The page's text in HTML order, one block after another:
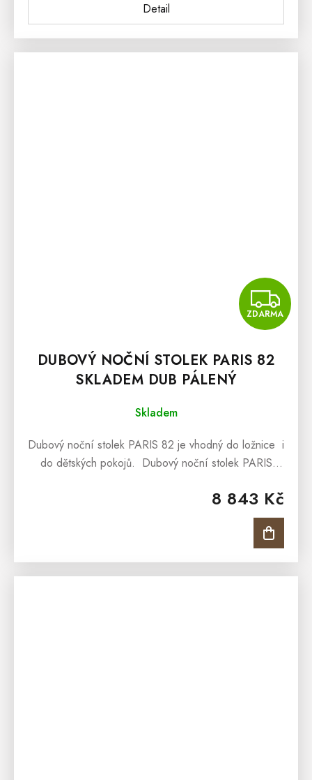
Detail
ZDARMA
DUBOVÝ NOČNÍ STOLEK PARIS 82
SKLADEM DUB PÁLENÝ
Skladem
8 843 Kč
Dubový noční stolek PARIS 82 je vhodný do ložnice i
do dětských pokojů. Dubový noční stolek PARIS